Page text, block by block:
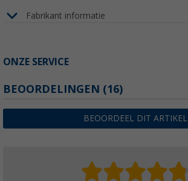
Fabrikant informatie
ONZE SERVICE
BEOORDELINGEN (16)
BEOORDEEL DIT ARTIKEL